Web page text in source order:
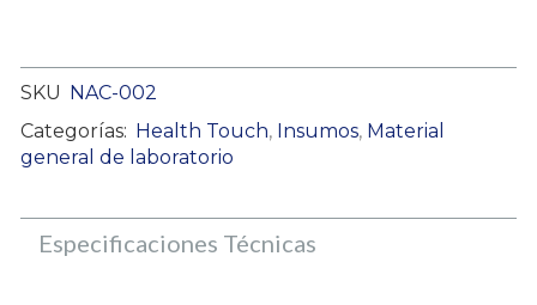
SKU NAC-002
Categorías: Health Touch, Insumos, Material
general de laboratorio
Especificaciones Técnicas